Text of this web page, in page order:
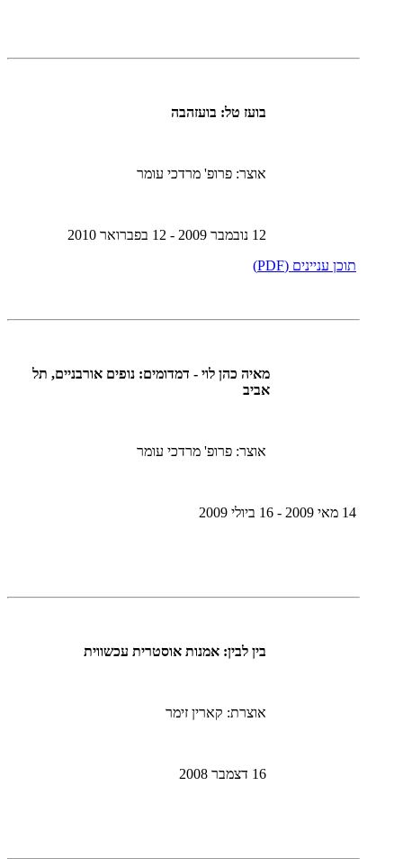
בועז טל: בועזהבה
אוצר: פרופ' מרדכי עומר
תוכן עניינים (PDF)
מאיה כהן לוי - דמדומים: נופים אורבניים, תל
אביב
אוצר: פרופ' מרדכי עומר
בין לבין: אמנות אוסטרית עכשווית
אוצרת: קארין זימר